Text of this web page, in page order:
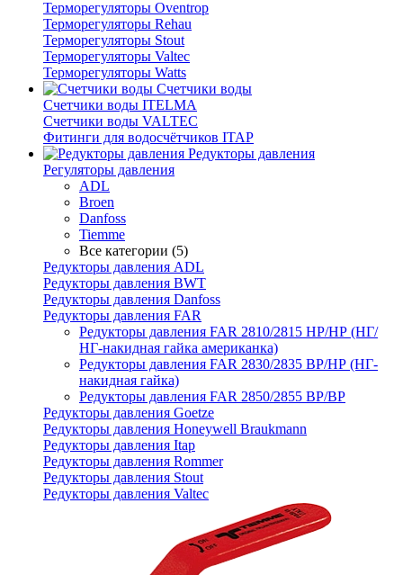
Терморегуляторы Oventrop
Терморегуляторы Rehau
Терморегуляторы Stout
Терморегуляторы Valtec
Терморегуляторы Watts
Счетчики воды
Счетчики воды ITELMA
Счетчики воды VALTEC
Фитинги для водосчётчиков ITAP
Редукторы давления
Регуляторы давления
ADL
Broen
Danfoss
Tiemme
Все категории (5)
Редукторы давления ADL
Редукторы давления BWT
Редукторы давления Danfoss
Редукторы давления FAR
Редукторы давления FAR 2810/2815 НР/НР (НГ/
НГ-накидная гайка американка)
Редукторы давления FAR 2830/2835 ВР/НР (НГ-
накидная гайка)
Редукторы давления FAR 2850/2855 ВР/ВР
Редукторы давления Goetze
Редукторы давления Honeywell Braukmann
Редукторы давления Itap
Редукторы давления Rommer
Редукторы давления Stout
Редукторы давления Valtec